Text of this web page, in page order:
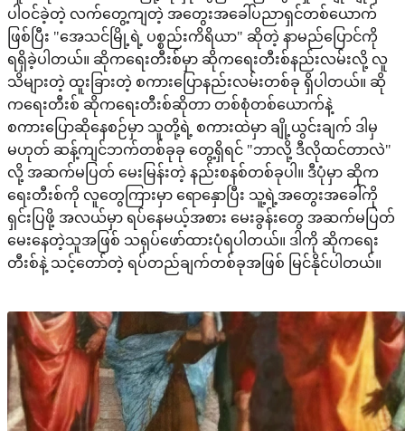
ပါဝင်ခဲ့တဲ့ လက်တွေ့ကျတဲ့ အတွေးအခေါ်ပညာရှင်တစ်ယောက်
ဖြစ်ပြီး "အေသင်မြို့ရဲ့ ပစ္စည်းကိရိယာ" ဆိုတဲ့ နာမည်ပြောင်ကို
ရရှိခဲ့ပါတယ်။ ဆိုကရေးတီးစ်မှာ ဆိုကရေးတီးစ်နည်းလမ်းလို့ လူ
သိများတဲ့ ထူးခြားတဲ့ စကားပြောနည်းလမ်းတစ်ခု ရှိပါတယ်။ ဆို
ကရေးတီးစ် ဆိုကရေးတီးစ်ဆိုတာ တစ်စုံတစ်ယောက်နဲ့
စကားပြောဆိုနေစဉ်မှာ သူတို့ရဲ့ စကားထဲမှာ ချို့ယွင်းချက် ဒါမှ
မဟုတ် ဆန့်ကျင်ဘက်တစ်ခုခု တွေ့ရှိရင် "ဘာလို့ ဒီလိုထင်တာလဲ"
လို့ အဆက်မပြတ် မေးမြန်းတဲ့ နည်းစနစ်တစ်ခုပါ။ ဒီပုံမှာ ဆိုက
ရေးတီးစ်ကို လူတွေကြားမှာ ရောနှောပြီး သူ့ရဲ့အတွေးအခေါ်ကို
ရှင်းပြဖို့ အလယ်မှာ ရပ်နေမယ့်အစား မေးခွန်းတွေ အဆက်မပြတ်
မေးနေတဲ့သူအဖြစ် သရုပ်ဖော်ထားပုံရပါတယ်။ ဒါကို ဆိုကရေး
တီးစ်နဲ့ သင့်တော်တဲ့ ရပ်တည်ချက်တစ်ခုအဖြစ် မြင်နိုင်ပါတယ်။